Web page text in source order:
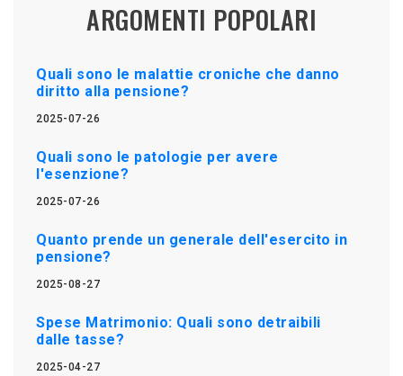
ARGOMENTI POPOLARI
Quali sono le malattie croniche che danno
diritto alla pensione?
2025-07-26
Quali sono le patologie per avere
l'esenzione?
2025-07-26
Quanto prende un generale dell'esercito in
pensione?
2025-08-27
Spese Matrimonio: Quali sono detraibili
dalle tasse?
2025-04-27